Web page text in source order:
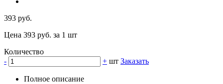
393 руб.
Цена 393 руб. за 1 шт
Количество
-
+ шт Заказать
Полное описание